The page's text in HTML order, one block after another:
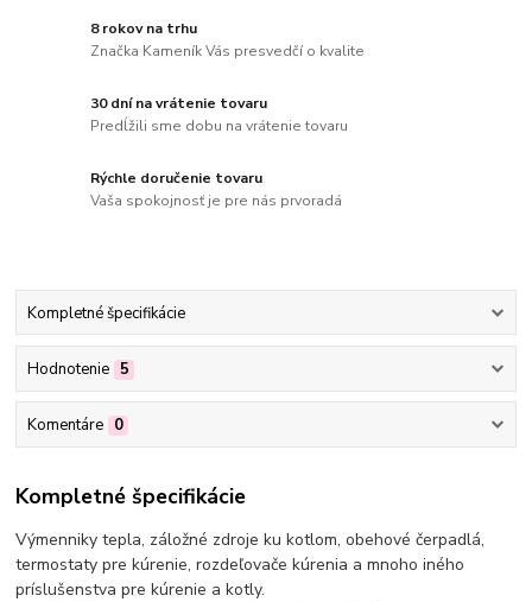
8 rokov na trhu
Značka Kameník Vás presvedčí o kvalite
30 dní na vrátenie tovaru
Predĺžili sme dobu na vrátenie tovaru
Rýchle doručenie tovaru
Vaša spokojnosť je pre nás prvoradá
Kompletné špecifikácie
Hodnotenie 5
Komentáre 0
Kompletné špecifikácie
Výmenniky tepla, záložné zdroje ku kotlom, obehové čerpadlá,
termostaty pre kúrenie, rozdeľovače kúrenia a mnoho iného
príslušenstva pre kúrenie a kotly.